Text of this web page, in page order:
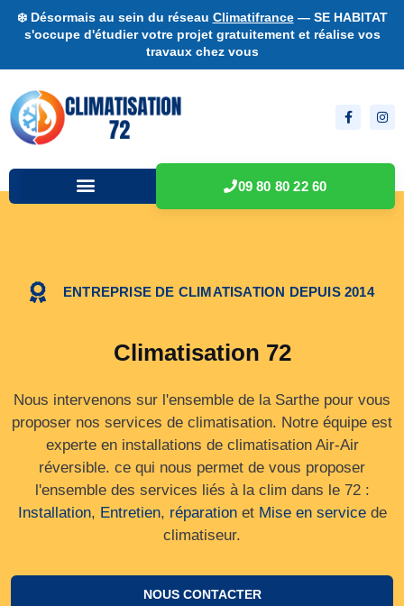
❄️ Désormais au sein du réseau Climatifrance— SE HABITAT
s'occupe d'étudier votre projet gratuitement et réalise vos
travaux chez vous
09 80 80 22 60
ENTREPRISE DE CLIMATISATION DEPUIS 2014
Climatisation 72
Nous intervenons sur l'ensemble de la Sarthe pour vous
proposer nos services de climatisation. Notre équipe est
experte en installations de climatisation Air-Air
réversible. ce qui nous permet de vous proposer
l'ensemble des services liés à la clim dans le 72 :
Installation, Entretien, réparationet Mise en servicede
climatiseur.
NOUS CONTACTER